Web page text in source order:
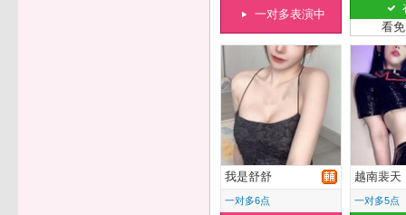
一对多表演中
看
我是舒舒
一对多6点
越南裴天
一对多5点